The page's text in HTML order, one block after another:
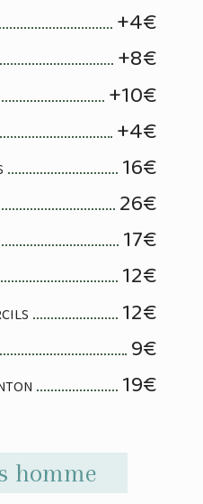
+4€
+8€
+10€
+4€
16€
26€
17€
12€
12€
9€
19€
homme